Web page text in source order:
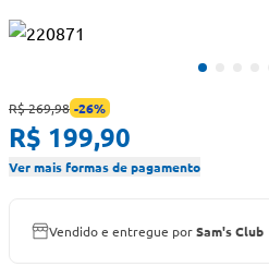
R$ 269,98 -26%
R$ 199,90
Ver mais formas de pagamento
Vendido e entregue porSam's Club